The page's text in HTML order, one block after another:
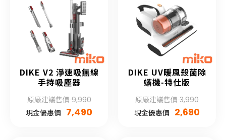
DIKE V2 淨速吸無線
手持吸塵器
原廠建議售價 9,990
現金優惠價 7,490
DIKE UV暖風殺菌除
蟎機-特仕版
原廠建議售價 3,990
現金優惠價 2,690